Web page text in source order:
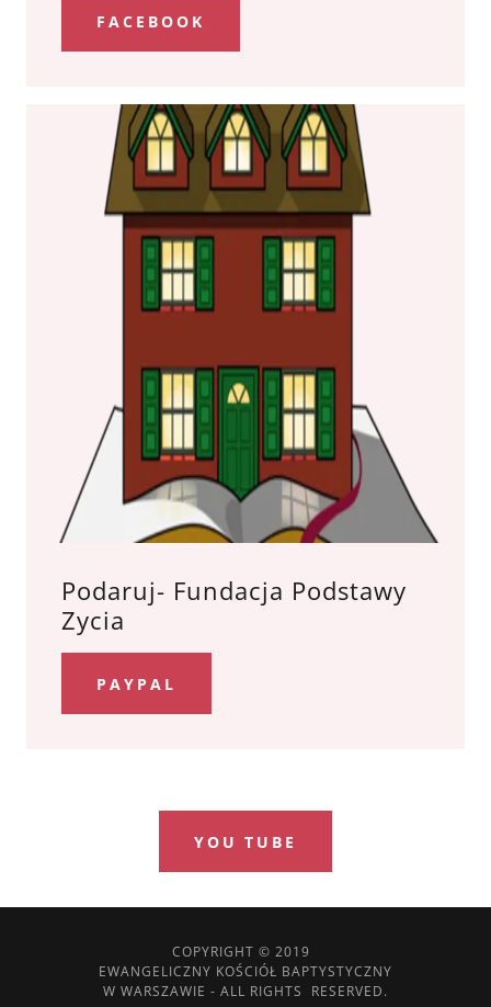
FACEBOOK
Podaruj- Fundacja Podstawy
Zycia
PAYPAL
YOU TUBE
COPYRIGHT © 2019
EWANGELICZNY KOŚCIÓŁ BAPTYSTYCZNY
W WARSZAWIE - ALL RIGHTS RESERVED.